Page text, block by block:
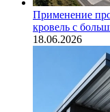
Применение
кровель с
18.06.2026